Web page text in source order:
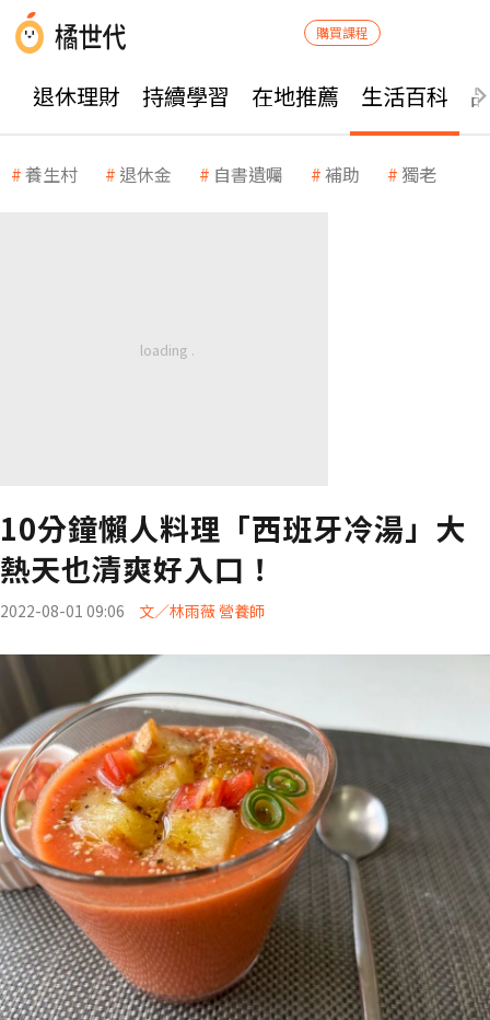
購買課程
退休理財 持續學習 在地推薦 生活百科
養生村 退休金 自書遺囑 補助 獨老
10分鐘懶人料理「西班牙冷湯」大
熱天也清爽好入口！
2022-08-01 09:06 文／林雨薇 營養師